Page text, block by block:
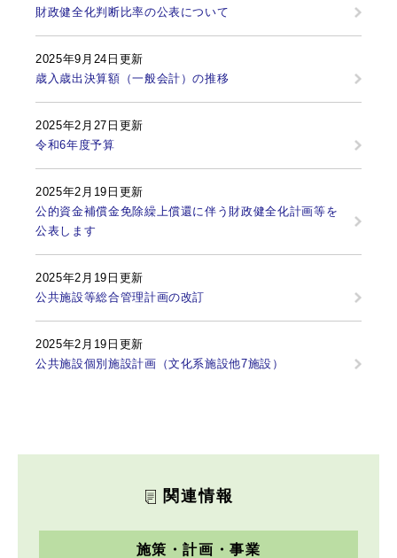
財政健全化判断比率の公表について
2025年9月24日更新
歳入歳出決算額（一般会計）の推移
2025年2月27日更新
令和6年度予算
2025年2月19日更新
公的資金補償金免除繰上償還に伴う財政健全化計画等を
公表します
2025年2月19日更新
公共施設等総合管理計画の改訂
2025年2月19日更新
公共施設個別施設計画（文化系施設他7施設）
関連情報
施策・計画・事業